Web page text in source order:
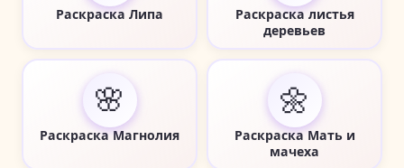
Раскраска Липа
Раскраска листья
деревьев
🌸
Раскраска Магнолия
🌼
Раскраска Мать и
мачеха